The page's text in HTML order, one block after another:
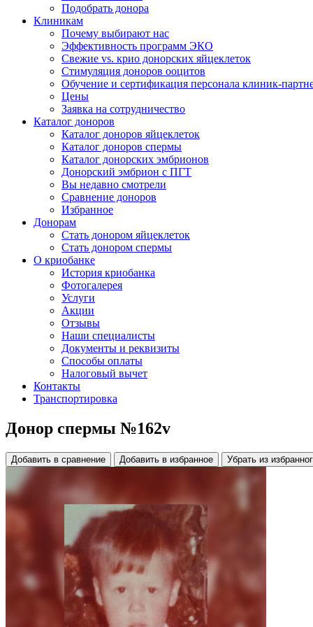
Подобрать донора
Клиникам
Почему выбирают нас
Эффективность программ ЭКО
Свежие vs. крио донорских яйцеклеток
Стимуляция доноров ооцитов
Обучение и сертификация персонала клиник-
Цены
Заявка на сотрудничество
Каталог доноров
Каталог доноров яйцеклеток
Каталог доноров спермы
Каталог донорских эмбрионов
Донорский эмбрион с ПГТ
Вы недавно смотрели
Сравнение доноров
Избранное
Донорам
Стать донором яйцеклеток
Стать донором спермы
О криобанке
История криобанка
Фотогалерея
Услуги
Акции
Отзывы
Наши специалисты
Документы и реквизиты
Способы оплаты
Налоговый вычет
Контакты
Транспортировка
Донор спермы №162v
Добавить в сравнение Добавить в избранное Убрать из